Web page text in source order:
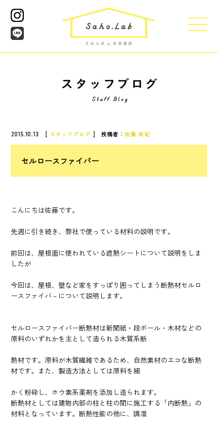
2015.10.13 [ スタッフブログ ] 投稿者：佐藤 尚紀
セルロースファイバー
こんにちは佐藤です。
先週に引き続き、弊社で使っている材料の説明です。
前回は、屋根面に使われている遮熱シートについて説明をしま
したが
今回は、屋根、壁など家をすっぽり囲ってしまう断熱材セルロ
ースファイバ－について説明します。
セルロースファイバー断熱材は新聞紙・段ボール・木材などの
原料のいずれかを主として造られる木質系断
熱材です。原料が木質繊維であるため、自然素材のエコな断熱
材です。また、製造方法としては原料を細
かく粉砕し、ホウ素系薬剤を添加し造られます。
断熱材としては建物内部の柱と柱の間に施工する「内断熱」の
材料となっています。断熱性能の他に、調湿